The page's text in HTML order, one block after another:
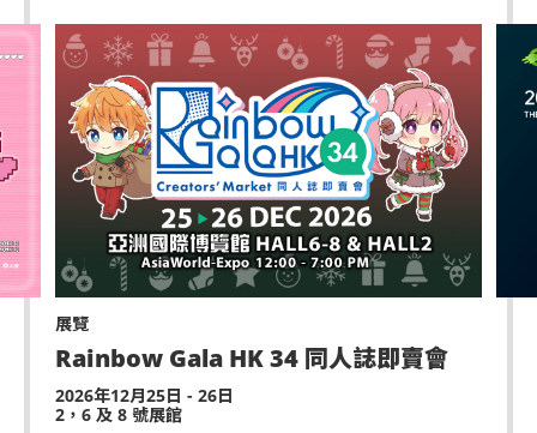
展覽
Rainbow Gala HK 34 同人誌即賣會
2026年12月25日 - 26日
2，6 及 8 號展館